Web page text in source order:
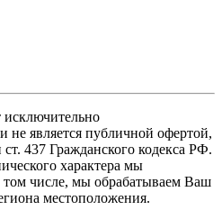
является публичной офертой,
437 Гражданского кодекса РФ.
характера мы
числе, мы обрабатываем Ваш
местоположения.